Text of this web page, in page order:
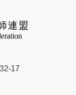
連盟
17